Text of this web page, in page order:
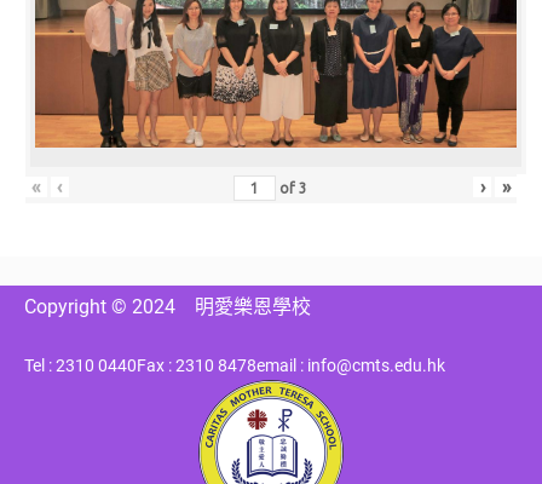
« ‹ of3 › »
Copyright © 2024 明愛樂恩學校
Tel : 2310 0440Fax : 2310 8478email : info@cmts.edu.hk